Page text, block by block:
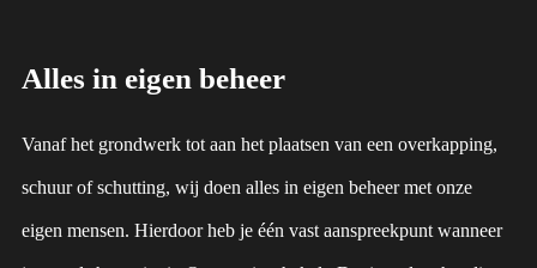
Alles in eigen beheer
Vanaf het grondwerk tot aan het plaatsen van een overkapping,
schuur of schutting, wij doen alles in eigen beheer met onze
eigen mensen. Hierdoor heb je één vast aanspreekpunt wanneer